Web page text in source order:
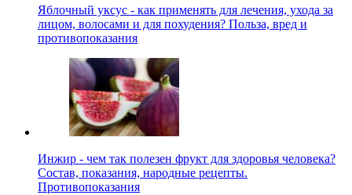
Яблочный уксус - как применять для лечения, ухода за
лицом, волосами и для похудения? Польза, вред и
противопоказания
Инжир - чем так полезен фрукт для здоровья человека?
Состав, показания, народные рецепты.
Противопоказания